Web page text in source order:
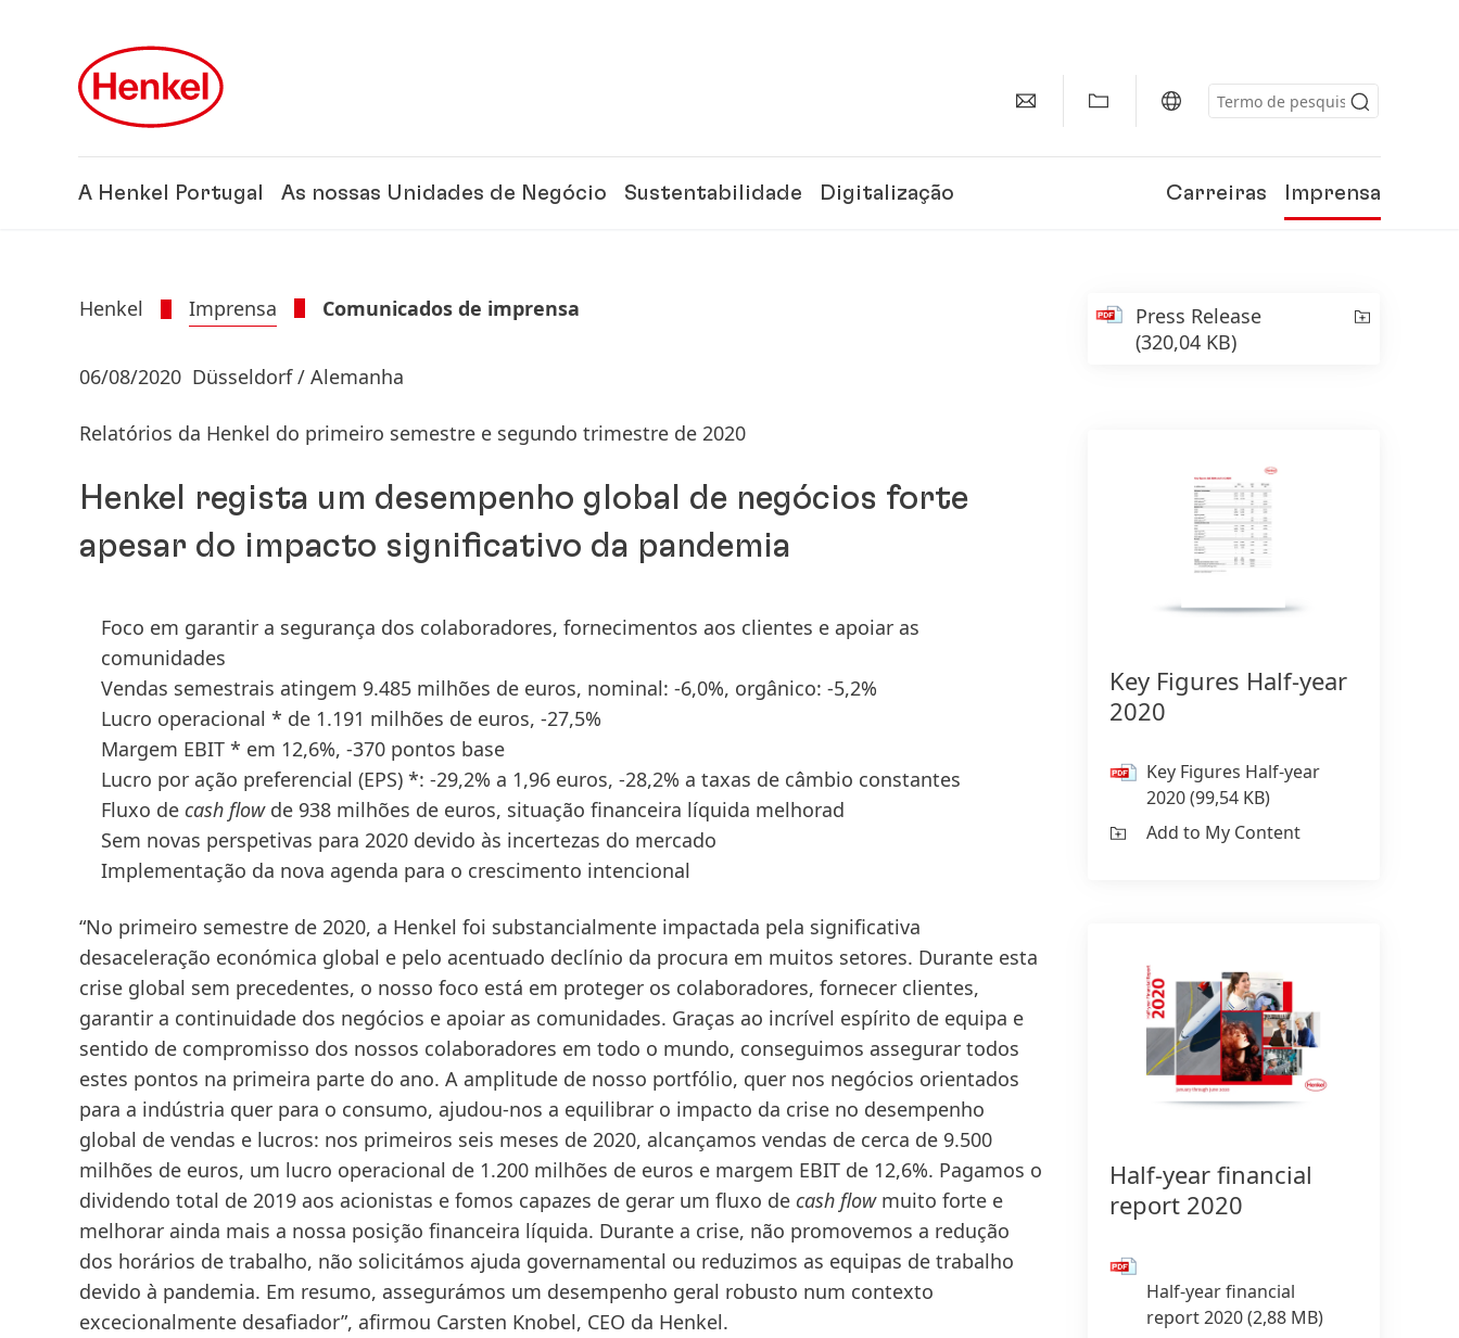
A Henkel Portugal
150 anos da Henkel
150 anos de espírito pioneiro
propósito. Na Henkel,
transformamos a mudança em
inovação, a sustentabilidade e a
responsabilidade para construir um
futuro melhor. Juntos.
As nossas Unidades de Negócio Sustentabilidade Digitalização Carreiras Imprensa
Henkel Imprensa Comunicados de imprensa
06/08/2020 Düsseldorf / Alemanha
Relatórios da Henkel do primeiro semestre e segundo trimestre de 2020
Henkel regista um desempenho global de negócios forte
apesar do impacto significativo da pandemia
Foco em garantir a segurança dos colaboradores, fornecimentos aos clientes e apoiar as
comunidades
Vendas semestrais atingem 9.485 milhões de euros, nominal: -6,0%, orgânico: -5,2%
Lucro operacional * de 1.191 milhões de euros, -27,5%
Margem EBIT * em 12,6%, -370 pontos base
Lucro por ação preferencial (EPS) *: -29,2% a 1,96 euros, -28,2% a taxas de câmbio constantes
Fluxo de cash flowde 938 milhões de euros, situação financeira líquida melhorad
Sem novas perspetivas para 2020 devido às incertezas do mercado
Implementação da nova agenda para o crescimento intencional
“No primeiro semestre de 2020, a Henkel foi substancialmente impactada pela significativa
desaceleração económica global e pelo acentuado declínio da procura em muitos setores. Durante esta
crise global sem precedentes, o nosso foco está em proteger os colaboradores, fornecer clientes,
garantir a continuidade dos negócios e apoiar as comunidades. Graças ao incrível espírito de equipa e
sentido de compromisso dos nossos colaboradores em todo o mundo, conseguimos assegurar todos
estes pontos na primeira parte do ano. A amplitude de nosso portfólio, quer nos negócios orientados
para a indústria quer para o consumo, ajudou-nos a equilibrar o impacto da crise no desempenho
global de vendas e lucros: nos primeiros seis meses de 2020, alcançamos vendas de cerca de 9.500
milhões de euros, um lucro operacional de 1.200 milhões de euros e margem EBIT de 12,6%. Pagamos o
dividendo total de 2019 aos acionistas e fomos capazes de gerar um fluxo de cash flowmuito forte e
melhorar ainda mais a nossa posição financeira líquida. Durante a crise, não promovemos a redução
dos horários de trabalho, não solicitámos ajuda governamental ou reduzimos as equipas de trabalho
devido à pandemia. Em resumo, assegurámos um desempenho geral robusto num contexto
excecionalmente desafiador”, afirmou Carsten Knobel, CEO da Henkel.
Press Release
(320,04 KB)
Key Figures Half-year
2020
Key Figures Half-year
2020(99,54 KB)
Add to My Content
Half-year financial
report 2020
Half-year financial
report 2020(2,88 MB)